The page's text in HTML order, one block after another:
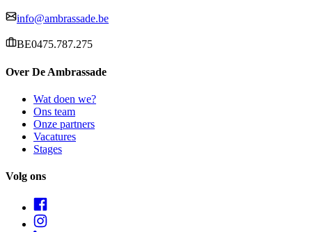
info@ambrassade.be
BE0475.787.275
Over De Ambrassade
Wat doen we?
Ons team
Onze partners
Vacatures
Stages
Volg ons